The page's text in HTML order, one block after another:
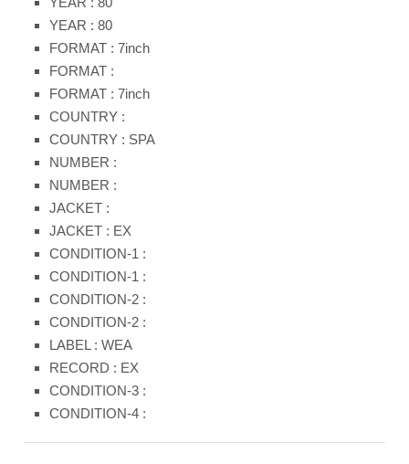
YEAR : 80
FORMAT : 7inch
FORMAT :
FORMAT : 7inch
COUNTRY :
COUNTRY : SPA
NUMBER :
NUMBER :
JACKET :
JACKET : EX
CONDITION-1 :
CONDITION-1 :
CONDITION-2 :
CONDITION-2 :
LABEL : WEA
RECORD : EX
CONDITION-3 :
CONDITION-4 :